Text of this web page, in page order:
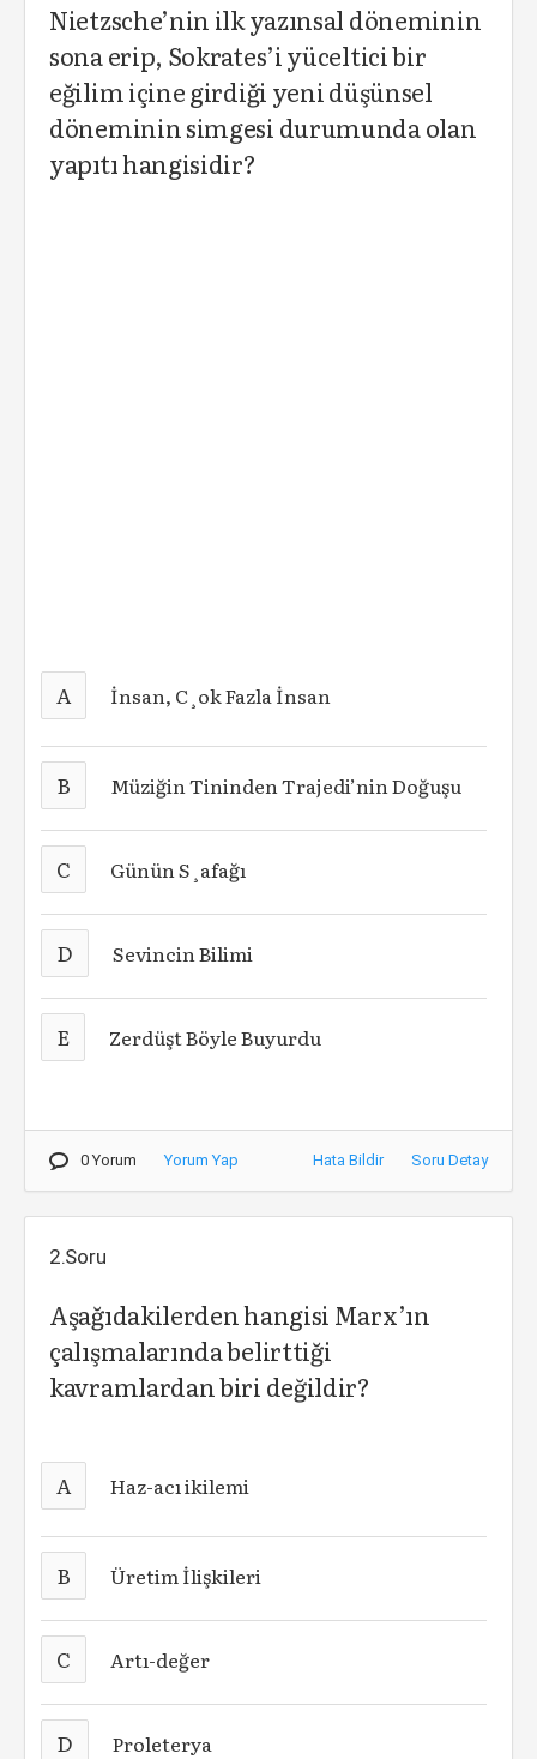
Nietzsche’nin ilk yazınsal döneminin
sona erip, Sokrates’i yüceltici bir
eğilim içine girdiği yeni düşünsel
döneminin simgesi durumunda olan
yapıtı hangisidir?
A İnsan, C¸ok ­Fazla ­İnsan
B Müziğin Tininden Trajedi’nin Doğuşu
C Günün S¸afağı
D Sevincin Bilimi
E Zerdüşt Böyle Buyurdu
0 Yorum Yorum Yap Hata Bildir Soru Detay
2.Soru
Aşağıdakilerden hangisi Marx’ın
çalışmalarında belirttiği
kavramlardan biri değildir?
A Haz-acı ikilemi
B Üretim İlişkileri
C Artı-değer
D Proleterya